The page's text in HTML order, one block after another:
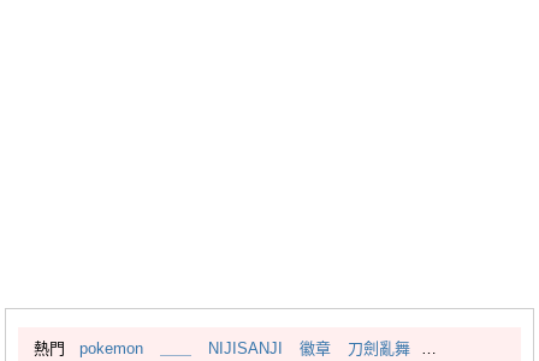
繪圖藝廊
交流中心
熱門 pokemon NIJISANJI 徽章 刀劍亂舞